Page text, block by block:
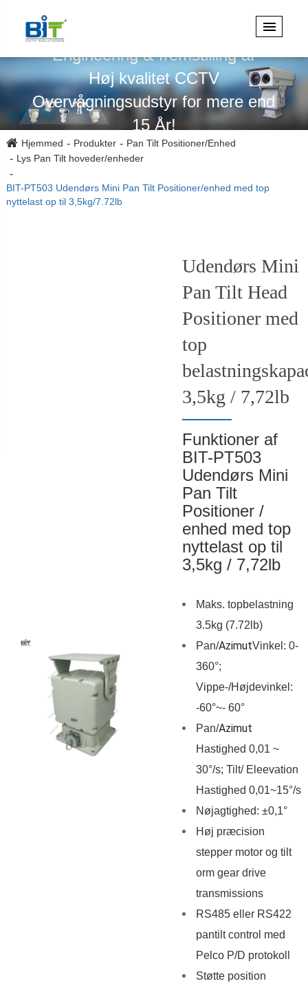
Engineering & fremstilling af
Høj kvalitet CCTV
Overvågningsudstyr for mere end
15 År!
Hjemmed Produkter
Pan Tilt Positioner/Enhed
Lys Pan Tilt hoveder/enheder
BIT-PT503 Udendørs Mini Pan Tilt Positioner/enhed med top
nyttelast op til 3,5kg/7.72lb
Udendørs Mini
Pan Tilt Head
Positioner med
top
3,5kg / 7,72lb
Funktioner af
BIT-PT503
Udendørs Mini
Pan Tilt
Positioner /
enhed med top
nyttelast op til
3,5kg / 7,72lb
Maks. topbelastning
3.5kg (7.72lb)
Pan/AzimutVinkel: 0-
360°;
Vippe-/Højdevinkel:
-60°~- 60°
Pan/Azimut
Hastighed 0,01 ~
30°/s; Tilt/ Eleevation
Hastighed 0,01~15°/s
Nøjagtighed: ±0,1°
Høj præcision
stepper motor og tilt
orm gear drive
transmissions
RS485 eller RS422
pantilt control med
Pelco P/D protokoll
Støtte position